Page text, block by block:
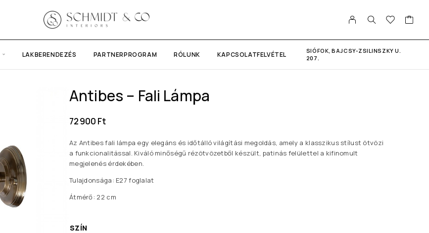
LAKBERENDEZÉS PARTNERPROGRAM RÓLUNK KAPCSOLATFELVÉTEL
SIÓFOK, BAJCSY-ZSILINSZKY U.
207.
Antibes – Fali Lámpa
72 900 Ft
Az Antibes fali lámpa egy elegáns és időtálló világítási megoldás, amely a klasszikus stílust ötvözi
a funkcionalitással. Kiváló minőségű rézötvözetből készült, patinás felülettel a kifinomult
megjelenés érdekében.
Tulajdonsága: E27 foglalat
Átmérő: 22 cm
SZÍN